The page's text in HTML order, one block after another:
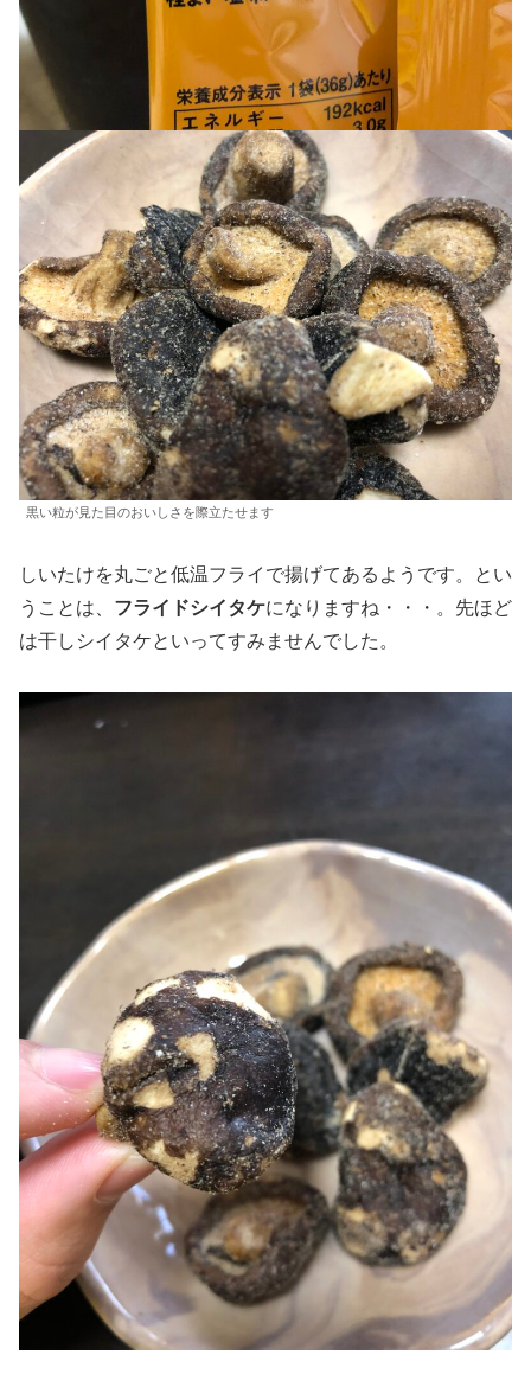
黒い粒が見た目のおいしさを際立たせます
しいたけを丸ごと低温フライで揚げてあるようです。とい
うことは、 フライドシイタケになりますね・・・。先ほど
は干しシイタケといってすみませんでした。